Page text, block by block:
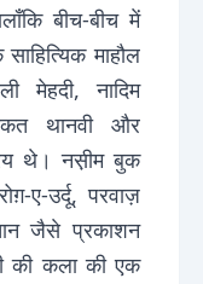
बीच-बीच में
माहौल
मेहदी, नादिम
थानवी और
थे। नस़ीम बुक
जैसे प्रकाशन
की कला की एक